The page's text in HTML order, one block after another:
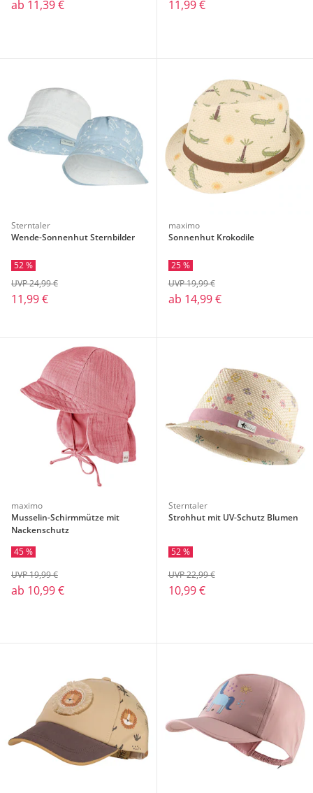
ab 11,39 € 11,99 €
Sterntaler
Wende-Sonnenhut Sternbilder
52 %
11,99 €
UVP 24,99 €
maximo
Sonnenhut Krokodile
25 %
ab 14,99 €
UVP 19,99 €
maximo
Musselin-Schirmmütze mit
Nackenschutz
45 %
ab 10,99 €
UVP 19,99 €
Sterntaler
Strohhut mit UV-Schutz Blumen
52 %
10,99 €
UVP 22,99 €